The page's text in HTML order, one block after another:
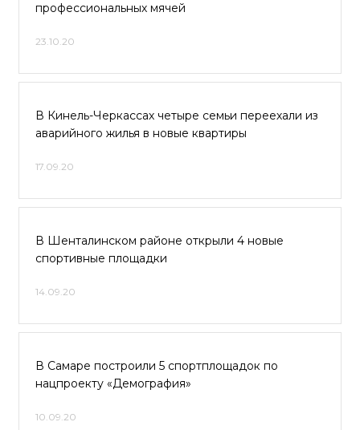
профессиональных мячей
23.10.20
В Кинель-Черкассах четыре семьи переехали из
аварийного жилья в новые квартиры
17.09.20
В Шенталинском районе открыли 4 новые
спортивные площадки
14.09.20
В Самаре построили 5 спортплощадок по
нацпроекту «Демография»
10.09.20